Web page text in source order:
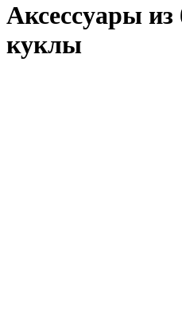
Аксессуары из
куклы